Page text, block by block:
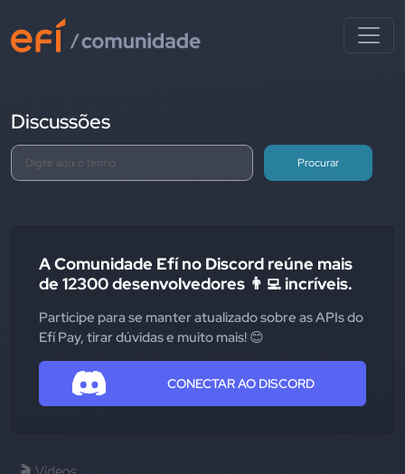
Discussões
Procurar
A Comunidade Efí no Discord reúne mais
de 12300 desenvolvedores 👨‍💻 incríveis.
Participe para se manter atualizado sobre as APIs do
Efí Pay, tirar dúvidas e muito mais! 😊
CONECTAR AO DISCORD